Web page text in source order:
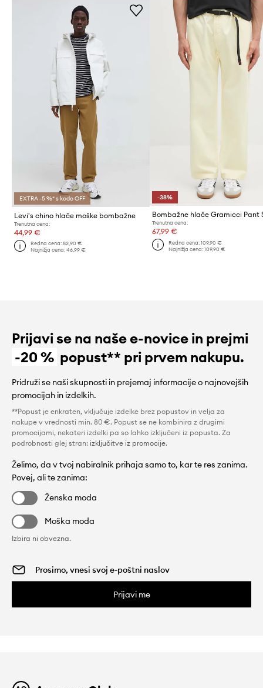
EXTRA -5 %* s kodo OFF
Levi's chino hlače moške bombažne
Trenutna cena:
44,99 €
Redna cena:82,90 €
Najnižja cena:46,99 €
-38%
Trenutna cena:
67,99 €
Redna cena: 109,90 €
Najnižja cena: 109,90 €
Prijavi se na naše e-novice in prejmi
-20 % popust** pri prvem nakupu.
Pridruži se naši skupnosti in prejemaj informacije o najnovejših
promocijah in izdelkih.
**Popust je enkraten, vključuje izdelke brez popustov in velja za
nakupe v vrednosti min. 80 €. Popust se ne kombinira z drugimi
promocijami, nekateri izdelki pa so lahko izključeni iz popusta. Za
podrobnosti glej stran: izključitve iz promocije.
Želimo, da v tvoj nabiralnik prihaja samo to, kar te res zanima.
Povej, ali te zanima:
Ženska moda
Moška moda
Izbira ni obvezna.
Prijavi me